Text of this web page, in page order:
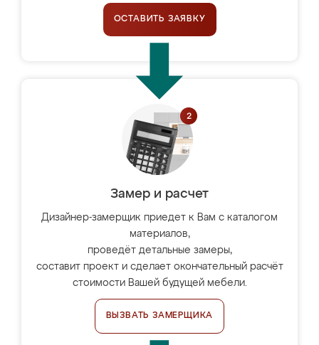
ОСТАВИТЬ ЗАЯВКУ
Замер и расчет
Дизайнер-замерщик приедет к Вам с каталогом
материалов,
проведёт детальные замеры,
составит проект и сделает окончательный расчёт
стоимости Вашей будущей мебели.
ВЫЗВАТЬ ЗАМЕРЩИКА